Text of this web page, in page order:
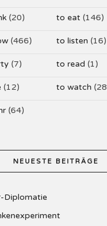
(20) to eat(146)
(466) to listen (16)
(7) to read (1)
(12) to watch
(64)
NEUESTE BEITRÄGE
Diplomatie